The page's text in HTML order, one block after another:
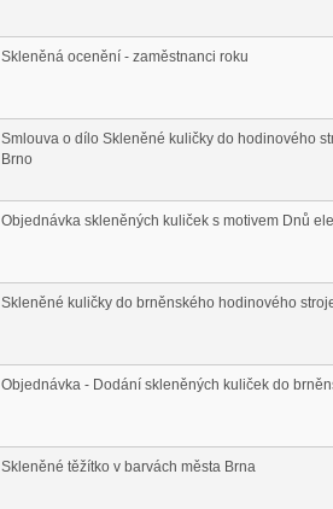
Skleněná ocenění - zaměstnanci roku
Smlouva o dílo Skleněné kuličky do hodinového
Brno
Objednávka skleněných kuliček s motivem Dnů
Skleněné kuličky do brněnského hodinového
Objednávka - Dodání skleněných kuliček do
Skleněné těžítko v barvách města Brna